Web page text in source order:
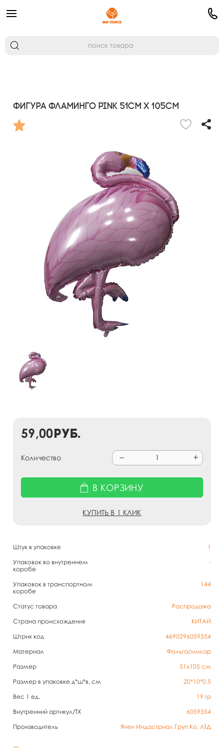
Фигура Фламинго Pink 51см х 105см
Штук в упаковке
1
Упаковок во внутреннем
коробе
-
Упаковок в транспортном
коробе
144
Статус товара
Распродажа
Страна происхождения
КИТАЙ
Штрих код
4690296059354
Материал
Фольга/милар
Размер
51х105 см
Размер в упаковке д*ш*в, см
20*10*0,5
Вес 1 ед.
19 гр
Внутренний артикул/TX
6059354
Производитель
Ячен Индастриал Груп Ко, ЛТД
59,00руб.
Количество
В КОРЗИНУ
КУПИТЬ В 1 КЛИК